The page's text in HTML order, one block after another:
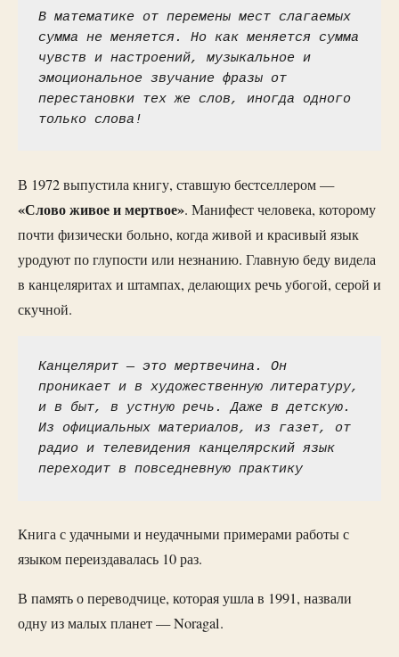
В математике от перемены мест слагаемых
сумма не меняется. Но как меняется сумма
чувств и настроений, музыкальное и
эмоциональное звучание фразы от
перестановки тех же слов, иногда одного
только слова!
В 1972 выпустила книгу, ставшую бестселлером —
«Слово живое и мертвое». Манифест человека, которому
почти физически больно, когда живой и красивый язык
уродуют по глупости или незнанию. Главную беду видела
в канцеляритах и штампах, делающих речь убогой, серой и
скучной.
Канцелярит — это мертвечина. Он
проникает и в художественную литературу,
и в быт, в устную речь. Даже в детскую.
Из официальных материалов, из газет, от
радио и телевидения канцелярский язык
переходит в повседневную практику
Книга с удачными и неудачными примерами работы с
языком переиздавалась 10 раз.
В память о переводчице, которая ушла в 1991, назвали
одну из малых планет — Noragal.